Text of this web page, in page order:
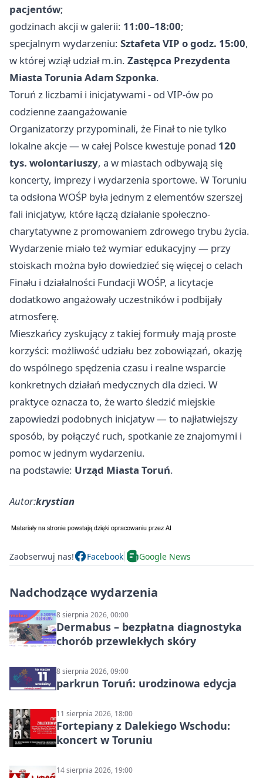
pacjentów;
godzinach akcji w galerii: 11:00–18:00;
specjalnym wydarzeniu: Sztafeta VIP o godz. 15:00,
w której wziął udział m.in. Zastępca Prezydenta
Miasta Torunia Adam Szponka.
Toruń z liczbami i inicjatywami - od VIP-ów po
codzienne zaangażowanie
Organizatorzy przypominali, że Finał to nie tylko
lokalne akcje — w całej Polsce kwestuje ponad 120
tys. wolontariuszy, a w miastach odbywają się
koncerty, imprezy i wydarzenia sportowe. W Toruniu
ta odsłona WOŚP była jednym z elementów szerszej
fali inicjatyw, które łączą działanie społeczno-
charytatywne z promowaniem zdrowego trybu życia.
Wydarzenie miało też wymiar edukacyjny — przy
stoiskach można było dowiedzieć się więcej o celach
Finału i działalności Fundacji WOŚP, a licytacje
dodatkowo angażowały uczestników i podbijały
atmosferę.
Mieszkańcy zyskujący z takiej formuły mają proste
korzyści: możliwość udziału bez zobowiązań, okazję
do wspólnego spędzenia czasu i realne wsparcie
konkretnych działań medycznych dla dzieci. W
praktyce oznacza to, że warto śledzić miejskie
zapowiedzi podobnych inicjatyw — to najłatwiejszy
sposób, by połączyć ruch, spotkanie ze znajomymi i
pomoc w jednym wydarzeniu.
na podstawie: Urząd Miasta Toruń.
Autor:krystian
Zaobserwuj nas! Facebook Google News
Nadchodzące wydarzenia
8 sierpnia 2026, 00:00
Dermabus – bezpłatna diagnostyka
chorób przewlekłych skóry
8 sierpnia 2026, 09:00
parkrun Toruń: urodzinowa edycja
11 sierpnia 2026, 18:00
Fortepiany z Dalekiego Wschodu:
koncert w Toruniu
14 sierpnia 2026, 19:00